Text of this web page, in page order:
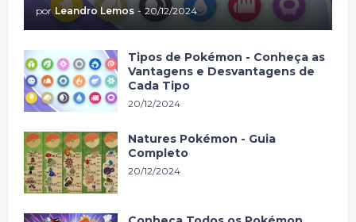
por Leandro Lemos - 20/12/2024
Tipos de Pokémon - Conheça as
Vantagens e Desvantagens de
Cada Tipo
20/12/2024
Natures Pokémon - Guia
Completo
20/12/2024